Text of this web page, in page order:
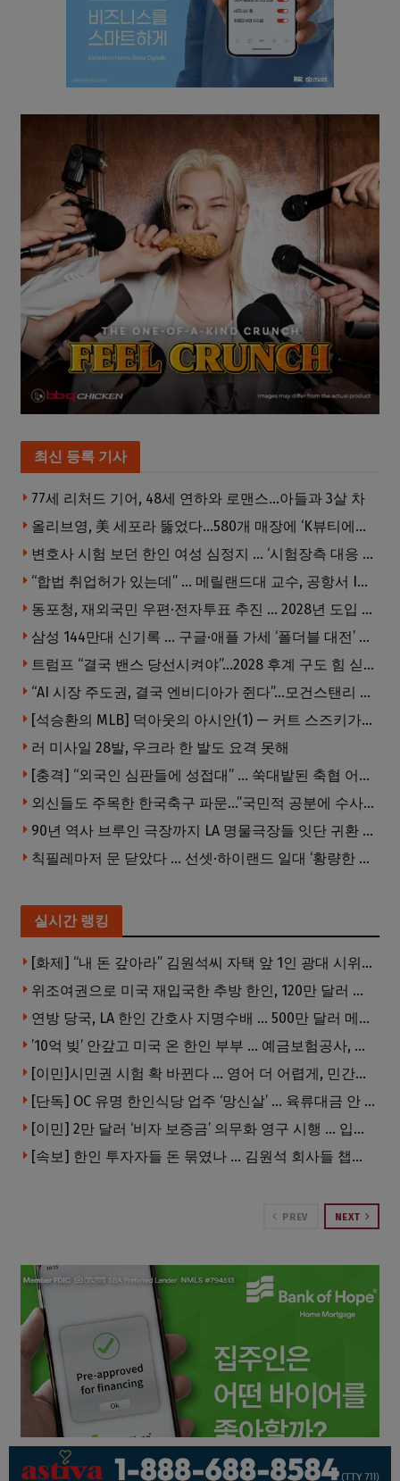
최신 등록 기사
77세 리처드 기어, 48세 연하와 로맨스…아들과 3살 차
올리브영, 美 세포라 뚫었다…580개 매장에 ‘K뷰티에딧’ 론칭
변호사 시험 보던 한인 여성 심정지 … ‘시험장측 대응 부적절’ 소송
“합법 취업허가 있는데” … 메릴랜드대 교수, 공항서 ICE에 체포, 구금 중
동포청, 재외국민 우편·전자투표 추진 … 2028년 도입 목표
삼성 144만대 신기록 … 구글·애플 가세 ‘폴더블 대전’ 열린다
트럼프 “결국 밴스 당선시켜야”…2028 후계 구도 힘 싣나
“AI 시장 주도권, 결국 엔비디아가 쥔다”…모건스탠리 장담
[석승환의 MLB] 덕아웃의 아시안(1) — 커트 스즈키가 우리에게 묻는 것
러 미사일 28발, 우크라 한 발도 요격 못해
[충격] “외국인 심판들에 성접대” … 쑥대밭된 축협 어디까지 추락하나
외신들도 주목한 한국축구 파문…”국민적 공분에 수사 재개”
90년 역사 브루인 극장까지 LA 명물극장들 잇단 귀환 … 할리웃 경기 살아났다
칙필레마저 문 닫았다 … 선셋·하이랜드 일대 ‘황량한 거리’로
실시간 랭킹
[화제] “내 돈 갚아라” 김원석씨 자택 앞 1인 광대 시위 … 한인 투자사, “108만 달러 못받아”
위조여권으로 미국 재입국한 추방 한인, 120만 달러 은행 사기 행각
연방 당국, LA 한인 간호사 지명수배 … 500만 달러 메디캐어 사기, 선고 직전 한국 도주
’10억 빚’ 안갚고 미국 온 한인 부부 … 예금보험공사, 미국서 소송
[이민]시민권 시험 확 바뀐다 … 영어 더 어렵게, 민간시험 도입 추진
[단독] OC 유명 한인식당 업주 ‘망신살’ … 육류대금 안 갚자 식당서 공개추심
[이민] 2만 달러 ‘비자 보증금’ 의무화 영구 시행 … 입국 문턱 더 높아진다.
[속보] 한인 투자자들 돈 묶였나 … 김원석 회사들 챕터7 강제파산·자진파산 잇따라 신청
PREV NEXT